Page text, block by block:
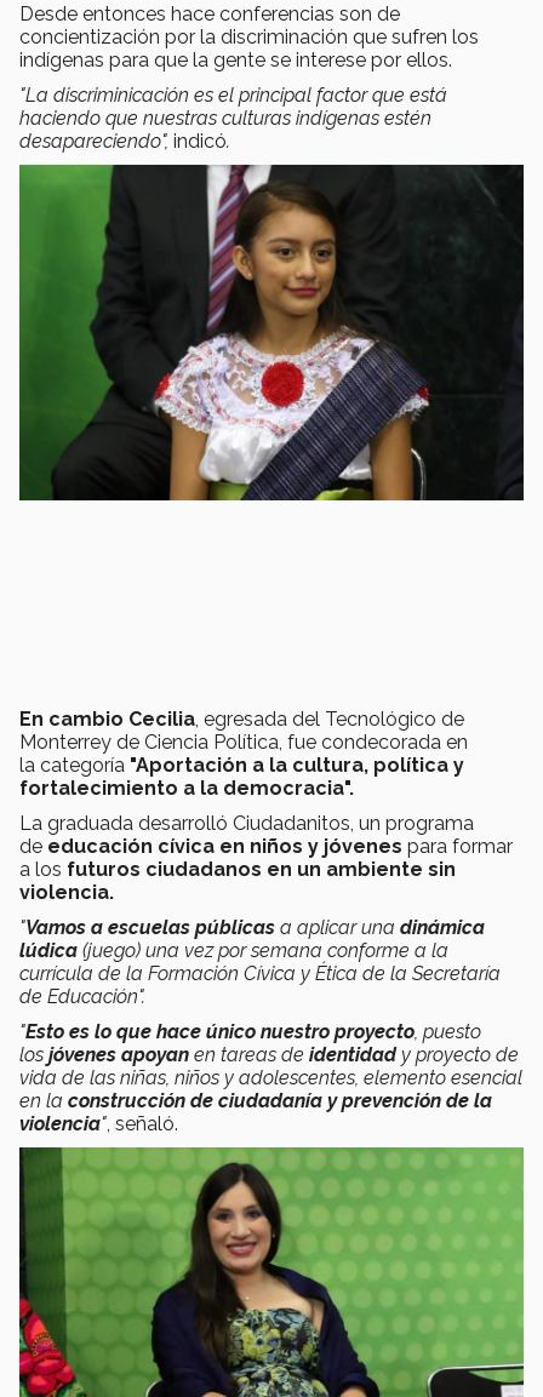
Desde entonces hace conferencias son de
concientización por la discriminación que sufren los
indígenas para que la gente se interese por ellos.
"La discriminicación es el principal factor que está
haciendo que nuestras culturas indígenas estén
desapareciendo", indicó.
En cambio Cecilia, egresada del Tecnológico de
Monterrey de Ciencia Política, fue condecorada en
la categoría "Aportación a la cultura, política y
fortalecimiento a la democracia".
La graduada desarrolló Ciudadanitos, un programa
de educación cívica en niños y jóvenes para formar
a los futuros ciudadanos en un ambiente sin
violencia.
"Vamos a escuelas públicas a aplicar una dinámica
lúdica (juego) una vez por semana conforme a la
currícula de la Formación Cívica y Ética de la Secretaría
de Educación".
"Esto es lo que hace único nuestro proyecto, puesto
los jóvenes apoyan en tareas de identidady proyecto de
vida de las niñas, niños y adolescentes, elemento esencial
en la construcción de ciudadanía y prevención de la
violencia", señaló.